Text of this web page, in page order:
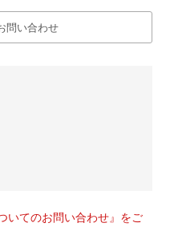
問い合わせ
いてのお問い合わせ』をご